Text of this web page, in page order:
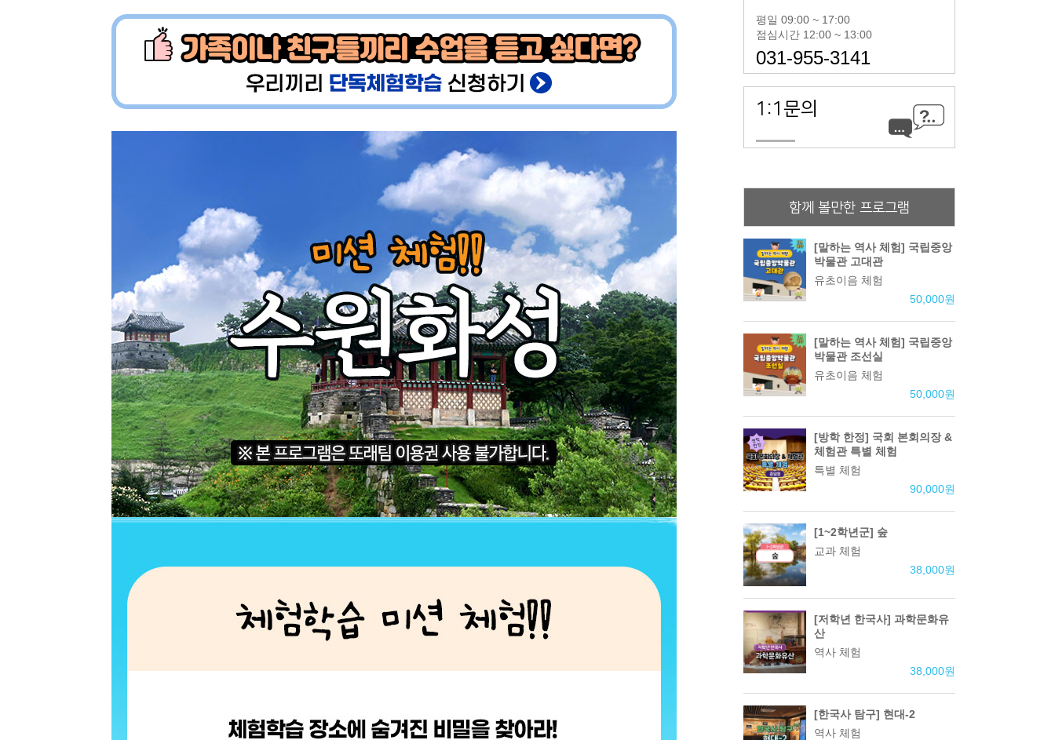
평일 09:00 ~ 17:00
점심시간 12:00 ~ 13:00
031-955-3141
1:1문의
함께 볼만한 프로그램
[말하는 역사 체험] 국립중앙
박물관 고대관
유초이음 체험
50,000원
[말하는 역사 체험] 국립중앙
박물관 조선실
유초이음 체험
50,000원
[방학 한정] 국회 본회의장 &
체험관 특별 체험
특별 체험
90,000원
[1~2학년군] 숲
교과 체험
38,000원
[저학년 한국사] 과학문화유
산
역사 체험
38,000원
[한국사 탐구] 현대-2
역사 체험